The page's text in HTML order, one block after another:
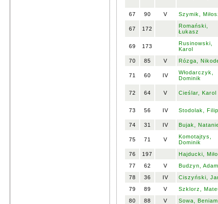
67 90 V Szymik,
67 172
Romański,
Łukasz
69 173
Rusinowski,
Karol
70
85 V Rózga,
71 60 IV
Włodarczyk,
Dominik
72 64 V Cieślar, Karol
73 56 IV Stodolak, Filip
74 31 IV Bujak,
75 71 V
Komotajtys,
Dominik
76
197
Hajducki,
77
62 V
Budzyn, Adam
78
36 IV
Ciszyński,
79
89 V
Szklorz,
80
88 V
Sowa,